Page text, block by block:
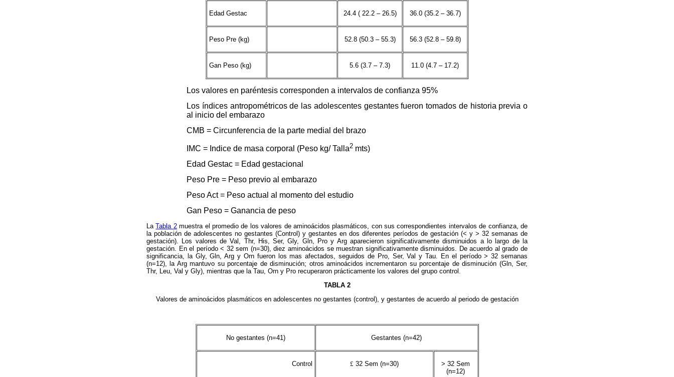
Edad Gestac 24.4 ( 22.2 – 26.5) 36.0 (35.2 – 36.7)
Peso Pre (kg) 52.8 (50.3 – 55.3) 56.3 (52.8 – 59.8)
Gan Peso (kg) 5.6 (3.7 – 7.3) 11.0 (4.7 – 17.2)
Los valores en paréntesis corresponden a intervalos de confianza 95%
Los índices antropométricos de las adolescentes gestantes fueron tomados de historia previa o
al inicio del embarazo
CMB = Circunferencia de la parte medial del brazo
IMC = Indice de masa corporal (Peso kg/ Talla2 mts)
Edad Gestac = Edad gestacional
Peso Pre = Peso previo al embarazo
Peso Act = Peso actual al momento del estudio
Gan Peso = Ganancia de peso
LaTabla 2muestra el promedio de los valores de aminoácidos plasmáticos, con sus correspondientes intervalos de confianza, de
la población de adolescentes no gestantes (Control) y gestantes en dos diferentes períodos de gestación (< y > 32 semanas de
gestación). Los valores de Val, Thr, His, Ser, Gly, Gln, Pro y Arg aparecieron significativamente disminuidos a lo largo de la
gestación. En el período < 32 sem (n=30), diez aminoácidos se muestran significativamente disminuidos. De acuerdo al grado de
significancia, la Gly, Gln, Arg y Orn fueron los mas afectados, seguidos de Pro, Ser, Val y Tau. En el período > 32 semanas
(n=12), la Arg mantuvo su porcentaje de disminución; otros aminoácidos incrementaron su porcentaje de disminución (Gln, Ser,
Thr, Leu, Val y Gly), mientras que la Tau, Orn y Pro recuperaron prácticamente los valores del grupo control.
TABLA 2
Valores de aminoácidos plasmáticos en adolescentes no gestantes (control), y gestantes de acuerdo al periodo de gestación
No gestantes (n=41) Gestantes (n=42)
Control £ 32 Sem (n=30)
> 32 Sem
(n=12)